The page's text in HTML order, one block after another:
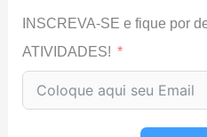
INSCREVA-SE e fique por
ATIVIDADES!